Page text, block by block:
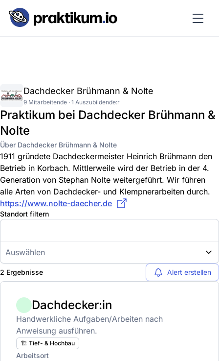
Dachdecker Brühmann & Nolte
9 Mitarbeitende · 1 Auszubildende:r
Praktikum bei Dachdecker Brühmann &
Nolte
Über Dachdecker Brühmann & Nolte
1911 gründete Dachdeckermeister Heinrich Brühmann den
Betrieb in Korbach. Mittlerweile wird der Betrieb in der 4.
Generation von Stephan Nolte weitergeführt. Wir führen
alle Arten von Dachdecker- und Klempnerarbeiten durch.
https://www.nolte-daecher.de
Standort filtern
Auswählen
2 Ergebnisse Alert erstellen
Dachdecker:in
Handwerkliche Aufgaben/Arbeiten nach
Anweisung ausführen.
🏗️ Tief- & Hochbau
Arbeitsort